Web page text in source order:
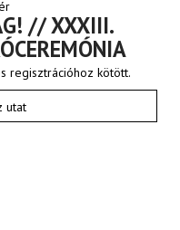
// XXXIII.
regisztrációhoz kötött.
utat